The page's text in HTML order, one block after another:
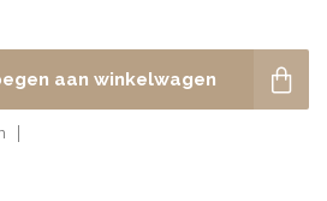
aan winkelwagen